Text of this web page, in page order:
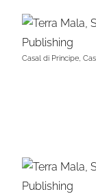
Casal di Principe,